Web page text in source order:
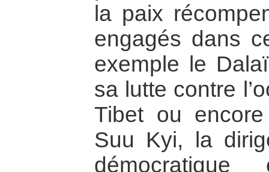
la paix
engagés dans
exemple le
sa lutte contre
Tibet ou
Suu Kyi, la